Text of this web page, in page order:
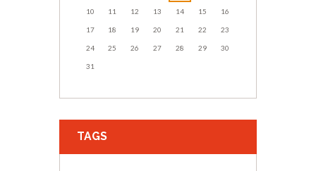
10 11 12 13 14 15 16
17 18 19 20 21 22 23
24 25 26 27 28 29 30
31
TAGS